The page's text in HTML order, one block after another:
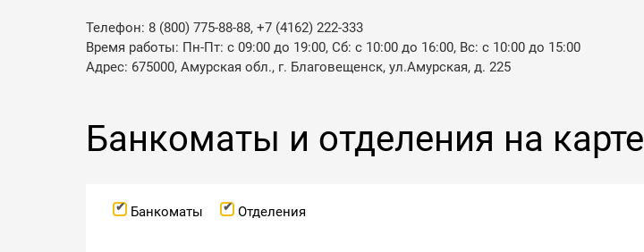
Телефон: 8 (800) 775-88-88, +7 (4162) 222-333
Время работы: Пн-Пт: с 09:00 до 19:00, Сб: с 10:00 до 16:00, Вс: с 10:00 до 15:00
Адрес: 675000, Амурская обл., г. Благовещенск, ул.Амурская, д. 225
Банкоматы и отделения на карте
Банкоматы Отделения